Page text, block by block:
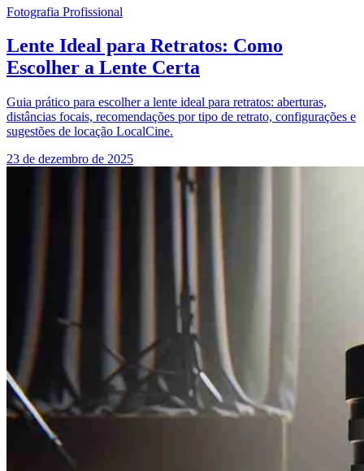
Fotografia Profissional
Lente Ideal para Retratos: Como
Escolher a Lente Certa
Guia prático para escolher a lente ideal para retratos: aberturas,
distâncias focais, recomendações por tipo de retrato, configurações e
sugestões de locação LocalCine.
23 de dezembro de 2025